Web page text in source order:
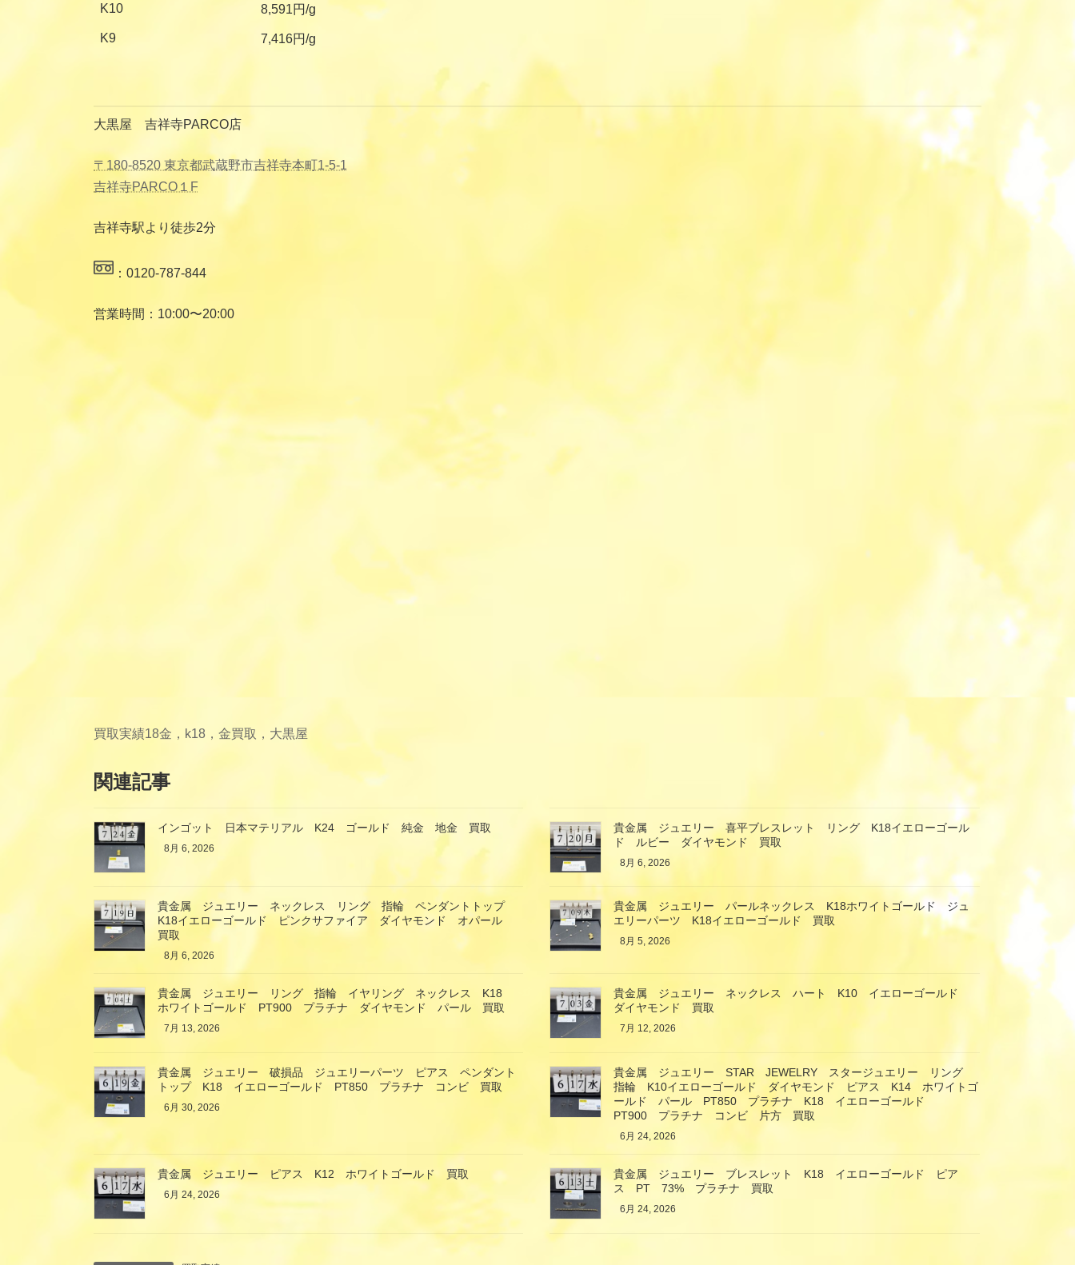
K10 8,591円/g
K9 7,416円/g
大黒屋 吉祥寺PARCO店
〒180-8520 東京都武蔵野市吉祥寺本町1-5-1
吉祥寺PARCO１F
吉祥寺駅より徒歩2分
：0120-787-844
営業時間：10:00〜20:00
買取実績18金，k18，金買取，大黒屋
関連記事
インゴット 日本マテリアル K24 ゴールド 純金 地金 買取
8月 6, 2026
貴金属 ジュエリー 喜平ブレスレット リング K18イエローゴール
ド ルビー ダイヤモンド 買取
8月 6, 2026
貴金属 ジュエリー ネックレス リング 指輪 ペンダントトップ
K18イエローゴールド ピンクサファイア ダイヤモンド オパール
買取
8月 6, 2026
貴金属 ジュエリー パールネックレス K18ホワイトゴールド ジュ
エリーパーツ K18イエローゴールド 買取
8月 5, 2026
貴金属 ジュエリー リング 指輪 イヤリング ネックレス K18
ホワイトゴールド PT900 プラチナ ダイヤモンド パール 買取
7月 13, 2026
貴金属 ジュエリー ネックレス ハート K10 イエローゴールド
ダイヤモンド 買取
7月 12, 2026
貴金属 ジュエリー 破損品 ジュエリーパーツ ピアス ペンダント
トップ K18 イエローゴールド PT850 プラチナ コンビ 買取
6月 30, 2026
貴金属 ジュエリー STAR JEWELRY スタージュエリー リング
指輪 K10イエローゴールド ダイヤモンド ピアス K14 ホワイトゴ
ールド パール PT850 プラチナ K18 イエローゴールド
PT900 プラチナ コンビ 片方 買取
6月 24, 2026
貴金属 ジュエリー ピアス K12 ホワイトゴールド 買取
6月 24, 2026
貴金属 ジュエリー ブレスレット K18 イエローゴールド ピア
ス PT 73% プラチナ 買取
6月 24, 2026